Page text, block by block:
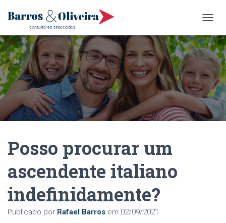
L
T
E
N
R
A
V
Posso procurar um
ascendente italiano
indefinidamente?
Publicado por Rafael Barros em 02/09/2021